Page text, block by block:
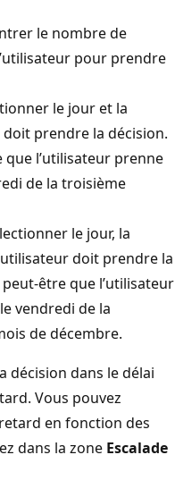
le nombre de
pour prendre
le jour et la
prendre la décision.
l’utilisateur prenne
de la troisième
le jour, la
doit prendre la
être que l’utilisateur
vendredi de la
de décembre.
décision dans le délai
Vous pouvez
en fonction des
dans la zone Escalade